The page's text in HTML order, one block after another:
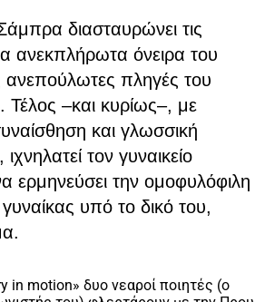
διασταυρώνει τις
ανεκπλήρωτα όνειρα του
ανεπούλωτες πληγές του
–και κυρίως–, με
και γλωσσική
τον γυναικείο
ερμηνεύσει την ομοφυλόφιλη
υπό το δικό του,
in motion» δυο νεαροί ποιητές (ο